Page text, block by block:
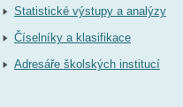
Statistické výstupy a analýzy
Číselníky a klasifikace
Adresáře školských institucí